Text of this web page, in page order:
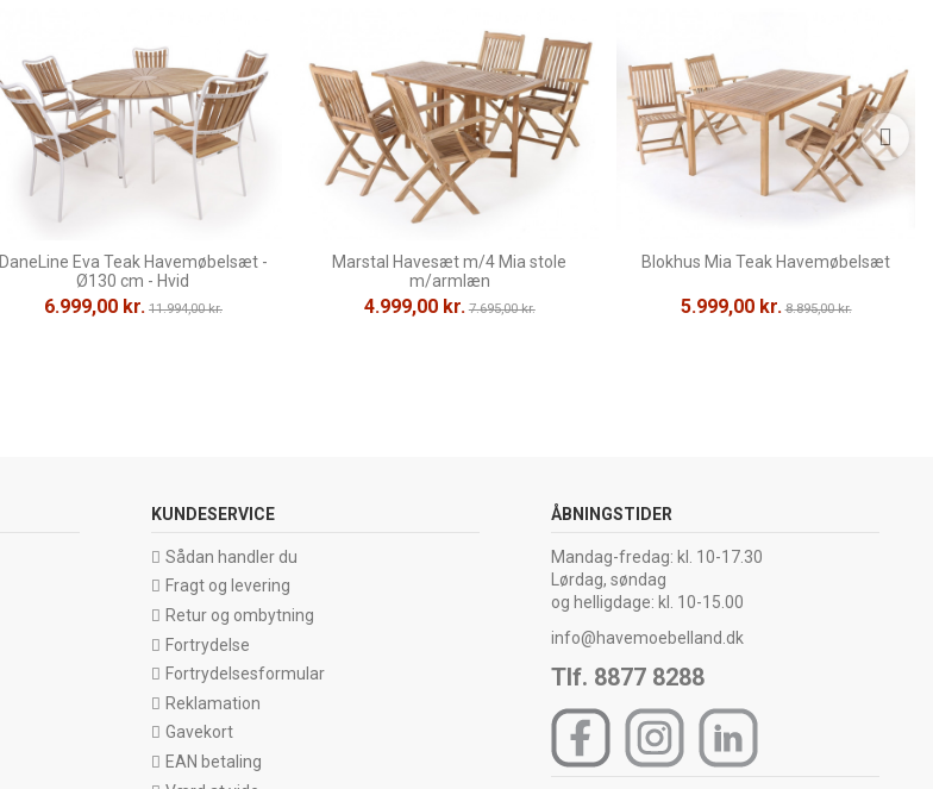
DaneLine Eva Teak Havemøbelsæt -
Ø130 cm - Hvid
6.999,00 kr. 11.994,00 kr.
Marstal Havesæt m/4 Mia stole
m/armlæn
4.999,00 kr. 7.695,00 kr.
Blokhus Mia Teak Havemøbelsæt
5.999,00 kr. 8.895,00 kr.
KUNDESERVICE
Sådan handler du
Fragt og levering
Retur og ombytning
Fortrydelse
Fortrydelsesformular
Reklamation
Gavekort
EAN betaling
ÅBNINGSTIDER
Mandag-fredag: kl. 10-17.30
Lørdag, søndag
og helligdage: kl. 10-15.00
info@havemoebelland.dk
Tlf. 8877 8288